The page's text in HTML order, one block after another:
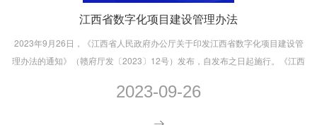
江西省数字化项目建设管理办法
2023年9月26日，《江西省人民政府办公厅关于印发江西省数字化项目建设管
理办法的通知》（赣府厅发〔2023〕12号​）发布，自发布之日起施行。《江西
府厅字〔2020〕68号）同时废止。
2023-09-26